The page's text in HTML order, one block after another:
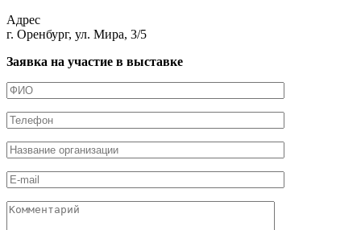
Адрес
г. Оренбург, ул. Мира, 3/5
Заявка на участие в выставке